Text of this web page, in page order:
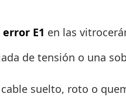
E1 en las
de tensión o una
suelto, roto o